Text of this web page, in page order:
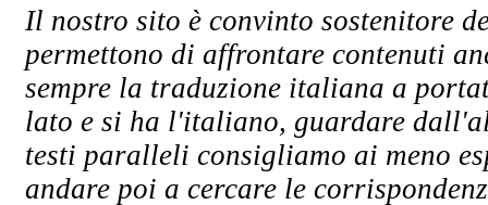
Il nostro sito è convinto sostenitore
permettono di affrontare contenuti
sempre la traduzione italiana a
lato e si ha l'italiano, guardare
testi paralleli consigliamo ai meno
andare poi a cercare le